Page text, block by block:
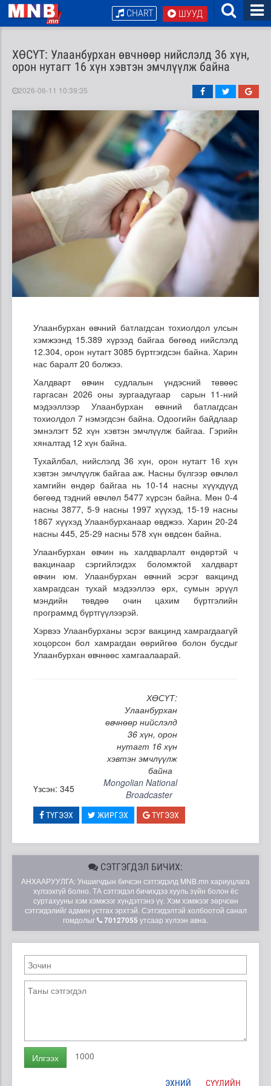
ШУУД
CHART
ХӨСҮТ: Улаанбурхан өвчнөөр нийслэлд 36 хүн,
орон нутагт 16 хүн хэвтэн эмчлүүлж байна
2026-06-11 10:39:35
Улаанбурхан өвчний батлагдсан тохиолдол улсын
хэмжээнд 15.389 хүрээд байгаа бөгөөд нийслэлд
12.304, орон нутагт 3085 бүртгэгдсэн байна. Харин
нас баралт 20 болжээ.
Халдварт өвчин судлалын үндэсний төвөөс
гаргасан 2026 оны зургаадугаар сарын 11-ний
мэдээллээр Улаанбурхан өвчний батлагдсан
тохиолдол 7 нэмэгдсэн байна. Одоогийн байдлаар
эмнэлэгт 52 хүн хэвтэн эмчлүүлж байгаа. Гэрийн
хяналтад 12 хүн байна.
Тухайлбал, нийслэлд 36 хүн, орон нутагт 16 хүн
хэвтэн эмчлүүлж байгаа аж. Насны бүлгээр өвчлөл
хамгийн өндөр байгаа нь 10-14 насны хүүхдүүд
бөгөөд тэдний өвчлөл 5477 хүрсэн байна. Мөн 0-4
насны 3877, 5-9 насны 1997 хүүхэд, 15-19 насны
1867 хүүхэд Улаанбурханаар өвджээ. Харин 20-24
насны 445, 25-29 насны 578 хүн өвдсөн байна.
Улаанбурхан өвчин нь халдварлалт өндөртэй ч
вакцинаар сэргийлэгдэх боломжтой халдварт
өвчин юм. Улаанбурхан өвчний эсрэг вакцинд
хамрагдсан тухай мэдээллээ өрх, сумын эрүүл
мэндийн төвдөө очин цахим бүртгэлийн
программд бүртгүүлээрэй.
Хэрвээ Улаанбурханы эсрэг вакцинд хамрагдаагүй
хоцорсон бол хамрагдан өөрийгөө болон бусдыг
Улаанбурхан өвчнөөс хамгаалаарай.
ХӨСҮТ:
Улаанбурхан
өвчнөөр нийслэлд
36 хүн, орон
нутагт 16 хүн
хэвтэн эмчлүүлж
байна
Үзсэн: 345
Mongolian National
Broadcaster
ТҮГЭЭХ ЖИРГЭХ ТҮГЭЭХ
СЭТГЭГДЭЛ БИЧИХ:
АНХААРУУЛГА: Уншигчдын бичсэн сэтгэгдэлд MNB.mn хариуцлага
хүлээхгүй болно. ТА сэтгэгдэл бичихдээ хууль зүйн болон ёс
суртахууны хэм хэмжээг хүндэтгэнэ үү. Хэм хэмжээг зөрчсөн
сэтгэгдэлийг админ устгах эрхтэй. Сэтгэгдэлтэй холбоотой санал
гомдолыг
70127055 утсаар хүлээн авна.
Илгээх 1000
ЭХНИЙ СҮҮЛИЙН